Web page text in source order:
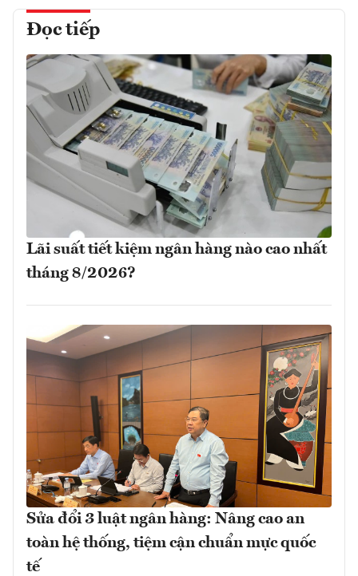
Đọc tiếp
Lãi suất tiết kiệm ngân hàng nào cao nhất
tháng 8/2026?
Sửa đổi 3 luật ngân hàng: Nâng cao an
toàn hệ thống, tiệm cận chuẩn mực quốc
tế